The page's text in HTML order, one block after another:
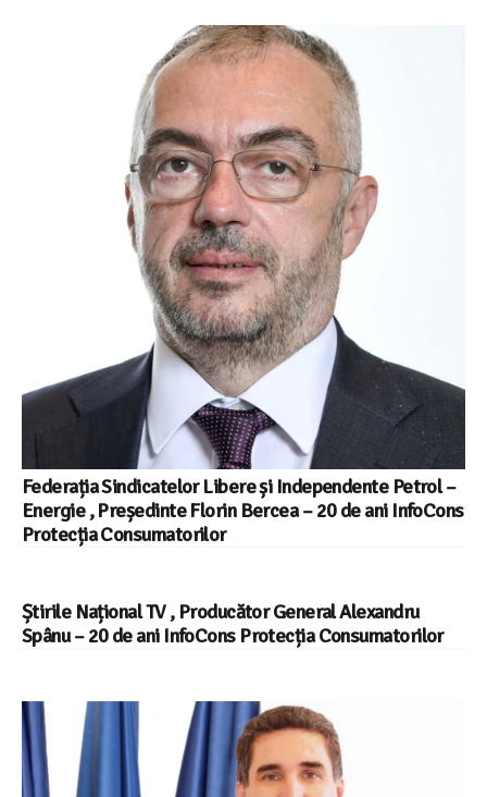
Federația Sindicatelor Libere și Independente Petrol –
Energie , Președinte Florin Bercea – 20 de ani InfoCons
Protecția Consumatorilor
Știrile Național TV , Producător General Alexandru
Spânu – 20 de ani InfoCons Protecția Consumatorilor